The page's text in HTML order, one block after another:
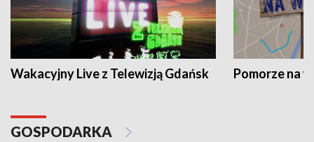
Wakacyjny Live z Telewizją Gdańsk Pomorze na
GOSPODARKA